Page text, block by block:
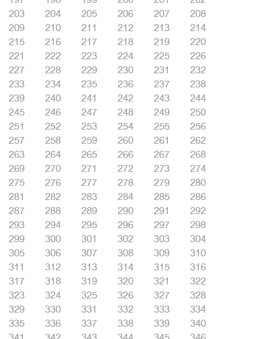
203
204 205 206 207
208
209
210 211 212 213
214
215
216 217 218 219
220
221
222 223 224 225
226
227
228 229 230 231
232
233
234 235 236 237
238
239
240 241 242 243
244
245
246 247 248 249
250
251
252 253 254 255
256
257
258 259 260 261
262
263
264 265 266 267
268
269
270 271 272 273
274
275
276 277 278 279
280
281
282 283 284 285
286
287
288 289 290 291
292
293
294 295 296 297
298
299
300 301 302 303
304
305
306 307 308 309
310
311
312 313 314 315
316
317
318 319 320 321
322
323
324 325 326 327
328
329
330 331 332 333
334
335
336 337 338 339
340